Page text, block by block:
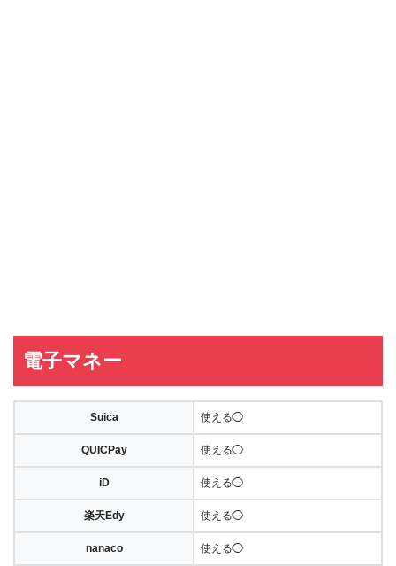
電子マネー
Suica 使える◯
QUICPay 使える◯
iD 使える◯
楽天Edy 使える◯
nanaco 使える◯